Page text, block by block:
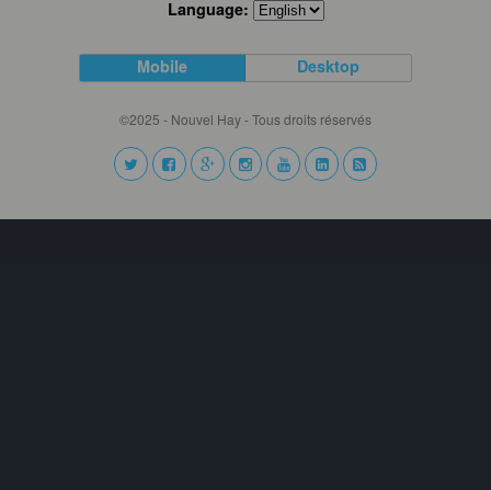
Language:
Mobile Desktop
©2025 - Nouvel Hay - Tous droits réservés